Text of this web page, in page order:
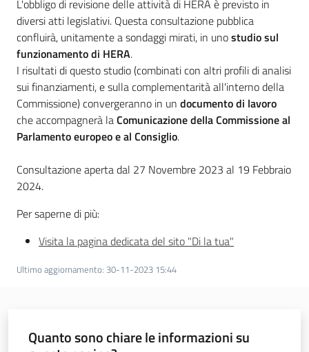
Regione
Emilia-
Romagna
Regione
Novità
Leggi Atti Bandi
Argomenti
L'obbligo di revisione delle attività di HERA è previsto in
diversi atti legislativi. Questa consultazione pubblica
confluirà, unitamente a sondaggi mirati, in unostudio sul
funzionamento di HERA.
I risultati di questo studio (combinati con altri profili di analisi
sui finanziamenti, e sulla complementarità all'interno della
Commissione) convergeranno in un documento di lavoro
che accompagnerà laComunicazione della Commissione al
Parlamento europeo e al Consiglio.
Consultazione aperta dal 27 Novembre 2023 al 19 Febbraio
2024.
Per saperne di più:
Visita la pagina dedicata del sito "Di la tua"
Ultimo aggiornamento: 30-11-2023 15:44
Quanto sono chiare le informazioni su